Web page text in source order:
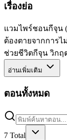
เรื่องย่อ
แวมไพร์ชอนกีจุน
ต้องตายจากการไ
ช่วยชีวิตกีจุน วิกฤ
อ่านเพิ่มเติม
ตอนทั้งหมด
7 Total